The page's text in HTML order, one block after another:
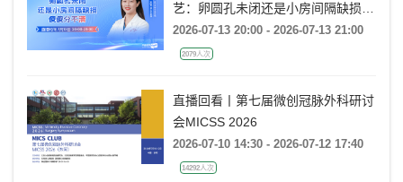
艺：卵圆孔未闭还是小房间隔缺损，
傻傻分不清
2026-07-13 20:00 - 2026-07-13 21:00
2079人次
直播回看丨第七届微创冠脉外科研讨
会MICSS 2026
2026-07-10 14:30 - 2026-07-12 17:40
14292人次